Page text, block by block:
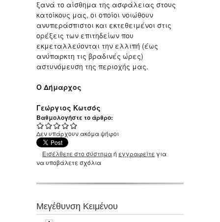
ξανά το αίσθημα της ασφάλειας στους
κατοίκους μας, οι οποίοι νοιώθουν
ανυπεράσπιστοι και εκτεθειμένοι στις
ορέξεις των επιτηδείων που
εκμεταλλεύονται την ελλιπή (έως
ανύπαρκτη τις βραδινές ώρες)
αστυνόμευση της περιοχής μας.
Ο Δήμαρχος
Γεώργιος Κωτσός
Βαθμολογήστε το άρθρο:
Δεν υπάρχουν ακόμα ψήφοι
Εισέλθετε στο σύστημαή εγγραφείτε για
να υποβάλετε σχόλια
Μεγέθυνση Κειμένου